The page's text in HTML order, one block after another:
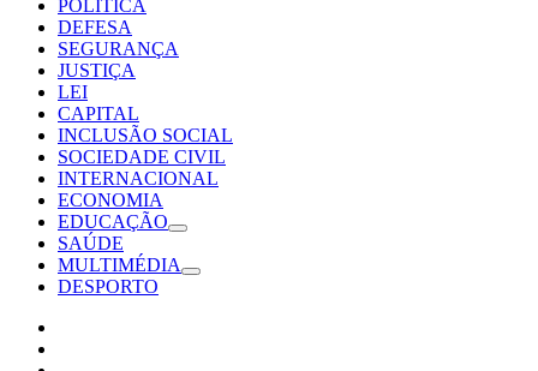
POLÍTICA
DEFESA
SEGURANÇA
JUSTIÇA
LEI
CAPITAL
INCLUSÃO SOCIAL
SOCIEDADE CIVIL
INTERNACIONAL
ECONOMIA
EDUCAÇÃO
SAÚDE
MULTIMÉDIA
DESPORTO